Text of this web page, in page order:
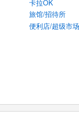
卡拉OK
旅馆/招待所
便利店/超级市场